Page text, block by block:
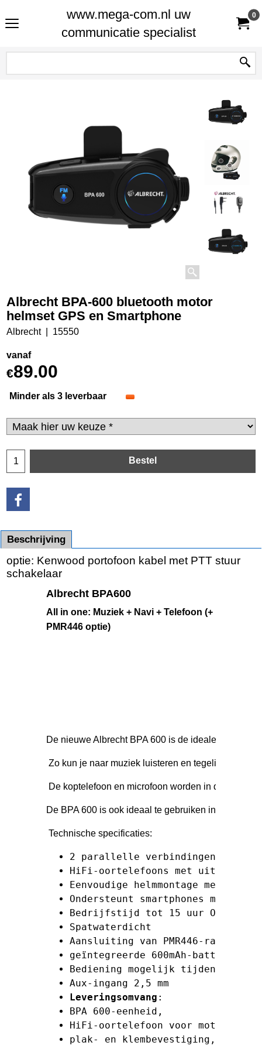
www.mega-com.nl uw
communicatie specialist
0
Albrecht BPA-600 bluetooth motor
helmset GPS en Smartphone
Albrecht 15550
vanaf
€89.00
Minder als 3 leverbaar
Bestel
Beschrijving
optie: Kenwood portofoon kabel met PTT stuur
schakelaar
Albrecht BPA600
All in one: Muziek + Navi + Telefoon (+
PMR446 optie)
De nieuwe Albrecht BPA 600 is de ideale
Zo kun je naar muziek luisteren en tegelijkertijd
De koptelefoon en microfoon worden in de helm
De BPA 600 is ook ideaal te gebruiken in
Technische specificaties:
2 parallelle verbindingen naar
HiFi-oortelefoons met
Eenvoudige helmmontage met
Ondersteunt smartphones met
Bedrijfstijd tot 15 uur
Spatwaterdicht
Aansluiting van PMR446-radio's
geïntegreerde 600mAh-batterij
Bediening mogelijk tijdens het
Aux-ingang 2,5 mm
Leveringsomvang :
BPA 600-eenheid,
HiFi-oortelefoon voor
plak- en klembevestiging,